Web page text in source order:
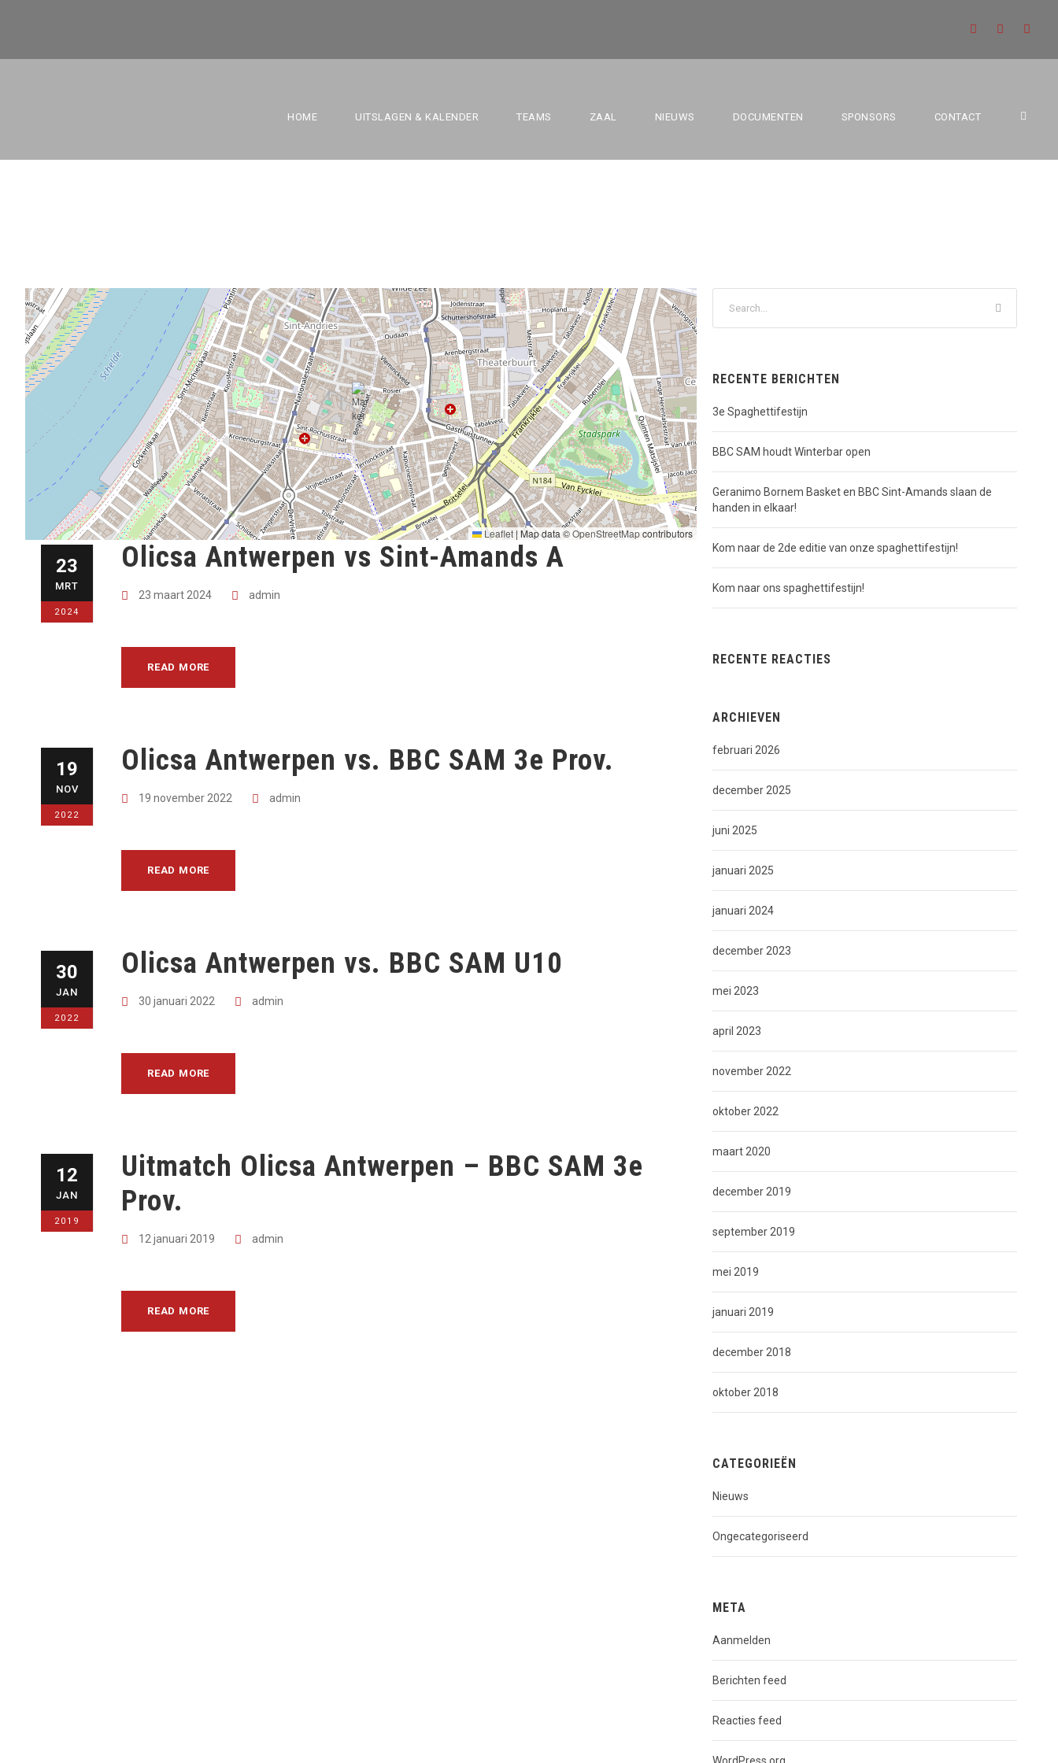
HOME UITSLAGEN & KALENDER TEAMS ZAAL NIEUWS DOCUMENTEN SPONSORS CONTACT
OLICSA ANTWERPEN VS SINT-AMANDS A
Leaflet|Map data ©OpenStreetMapcontributors
23
MRT
2024
Olicsa Antwerpen vs Sint-Amands A
23 maart 2024 admin
READ MORE
19
NOV
2022
Olicsa Antwerpen vs. BBC SAM 3e Prov.
19 november 2022 admin
READ MORE
30
JAN
2022
Olicsa Antwerpen vs. BBC SAM U10
30 januari 2022 admin
READ MORE
12
JAN
2019
Uitmatch Olicsa Antwerpen – BBC SAM 3e
Prov.
12 januari 2019 admin
READ MORE
RECENTE BERICHTEN
3e Spaghettifestijn
BBC SAM houdt Winterbar open
Geranimo Bornem Basket en BBC Sint-Amands slaan de
handen in elkaar!
Kom naar de 2de editie van onze spaghettifestijn!
Kom naar ons spaghettifestijn!
RECENTE REACTIES
ARCHIEVEN
februari 2026
december 2025
juni 2025
januari 2025
januari 2024
december 2023
mei 2023
april 2023
november 2022
oktober 2022
maart 2020
december 2019
september 2019
mei 2019
januari 2019
december 2018
oktober 2018
CATEGORIEËN
Nieuws
Ongecategoriseerd
META
Aanmelden
Berichten feed
Reacties feed